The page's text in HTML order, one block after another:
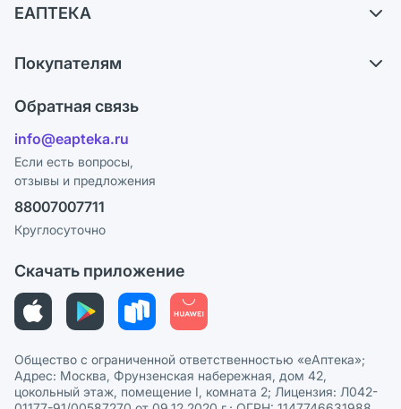
Самовывоз из аптек
Ответы на вопросы
Блог
ЕАПТЕКА
Карьера
Поставщики
Лицензия
Реклама на сайте
Ваши товары на ЕАПТЕКЕ
Покупателям
Программа СберСпасибо
Политика конфиденциальности
Пользовательское соглашение
Политика рекомендаций
Этика и соответствие
Политика в отношении обработки персональных данных
Обратная связь
info@eapteka.ru
Если есть вопросы,
отзывы и предложения
88007007711
Круглосуточно
Скачать приложение
Общество с ограниченной ответственностью «еАптека»;
Адрес: Москва, Фрунзенская набережная, дом 42,
цокольный этаж, помещение I, комната 2; Лицензия: Л042-